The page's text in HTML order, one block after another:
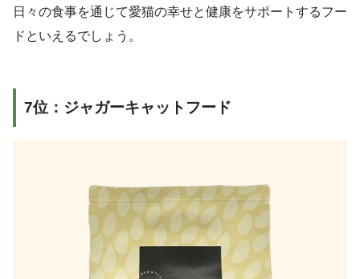
日々の食事を通じて愛猫の幸せと健康をサポートするフー
ドといえるでしょう。
7位：ジャガーキャットフード